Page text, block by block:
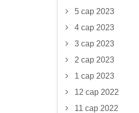
5 сар 2023
4 сар 2023
3 сар 2023
2 сар 2023
1 сар 2023
12 сар 2022
11 сар 2022